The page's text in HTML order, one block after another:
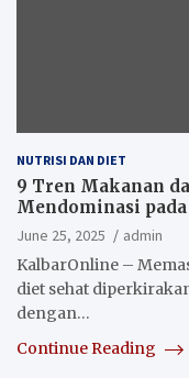
NUTRISI DAN DIET
9 Tren Makanan
Mendominasi pada
June 25, 2025
admin
KalbarOnline –
diet sehat
dengan…
Continue Reading